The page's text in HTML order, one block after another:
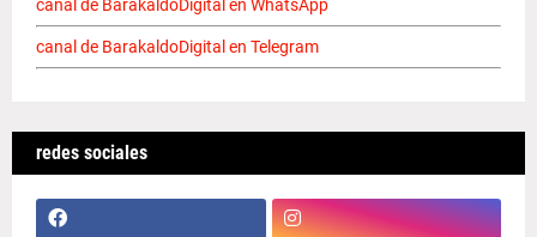
canal de BarakaldoDigital en WhatsApp
canal de BarakaldoDigital en Telegram
redes sociales